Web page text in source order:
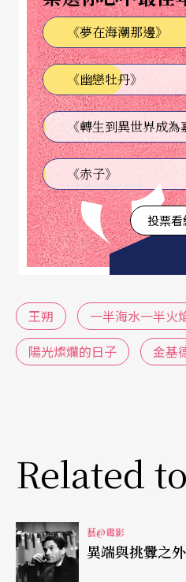
《時代週刊》評為一九九
一九八八年的《變臉葛優
主》，幾年前衛視電影台
優。人氣才女徐靜蕾的作
朔的《過把癮就死》（台
克．貝內的電影翻成同
很美》，二○○六年也由
二○○八年以最佳男女主
設計、最佳攝影五項大獎
鬥繼《綠帽子》獲紐約翠
後的第二部作品，男女主
相折磨，漸漸迷失自我。
男女二元如同水火，對男
比喻。
韓語版、美國版都得獎豐碩
《夢在海潮那邊》
《幽戀牡丹》
《赤子》
投票看
王朔 一半海水一半火
陽光燦爛的日子
金基
Related
藝@電影
異端與挑釁之